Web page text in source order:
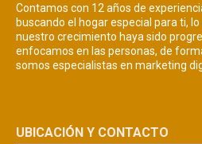
Contamos con 12 años de
buscando el hogar especial para ti,
nuestro crecimiento haya sido
enfocamos en las personas, de
somos especialistas en marketing
UBICACIÓN Y CONTACTO